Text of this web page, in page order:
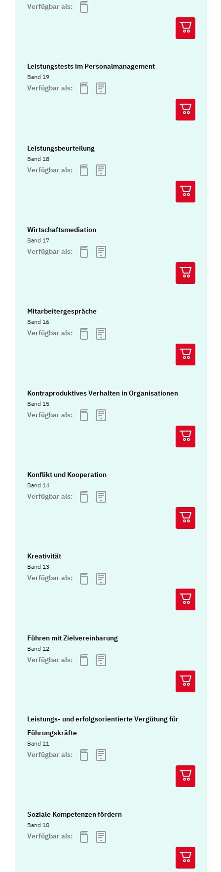
Verfügbar als:
Leistungstests im Personalmanagement
Band 19
Verfügbar als:
Leistungsbeurteilung
Band 18
Verfügbar als:
Wirtschaftsmediation
Band 17
Verfügbar als:
Mitarbeitergespräche
Band 16
Verfügbar als:
Kontraproduktives Verhalten in Organisationen
Band 15
Verfügbar als:
Konflikt und Kooperation
Band 14
Verfügbar als:
Kreativität
Band 13
Verfügbar als:
Führen mit Zielvereinbarung
Band 12
Verfügbar als:
Leistungs- und erfolgsorientierte Vergütung für
Führungskräfte
Band 11
Verfügbar als:
Soziale Kompetenzen fördern
Band 10
Verfügbar als: